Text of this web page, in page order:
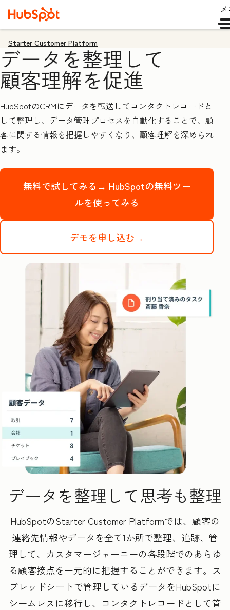
Starter Customer Platform
データを整理して
顧客理解を促進
HubSpotのCRMにデータを転送してコンタクトレコードと
して整理し、データ管理プロセスを自動化することで、顧
客に関する情報を把握しやすくなり、顧客理解を深められ
ます。
無料で試してみる→ HubSpotの無料ツー
ルを使ってみる
デモを申し込む→
データを整理して思考も整理
HubSpotのStarter Customer Platformでは、顧客の
連絡先情報やデータを全て1か所で整理、追跡、管
理して、カスタマージャーニーの各段階でのあらゆ
る顧客接点を一元的に把握することができます。ス
プレッドシートで管理しているデータをHubSpotに
シームレスに移行し、コンタクトレコードとして管